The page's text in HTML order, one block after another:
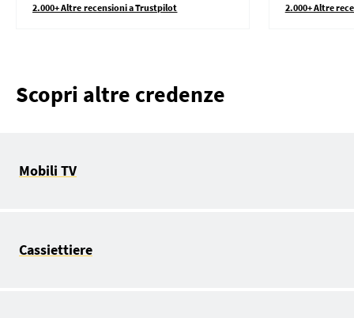
2.000+ Altre recensioni a Trustpilot 2.000+ Altre
Scopri altre credenze
Mobili TV
Cassiettiere